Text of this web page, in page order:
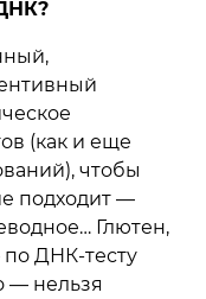
(как и еще
чтобы
подходит —
Глютен,
по ДНК-тесту
— нельзя